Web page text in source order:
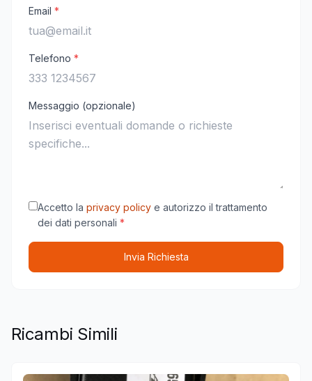
Email *
Telefono *
Messaggio (opzionale)
Accetto la privacy policy e autorizzo il trattamento
dei dati personali *
Invia Richiesta
Ricambi Simili